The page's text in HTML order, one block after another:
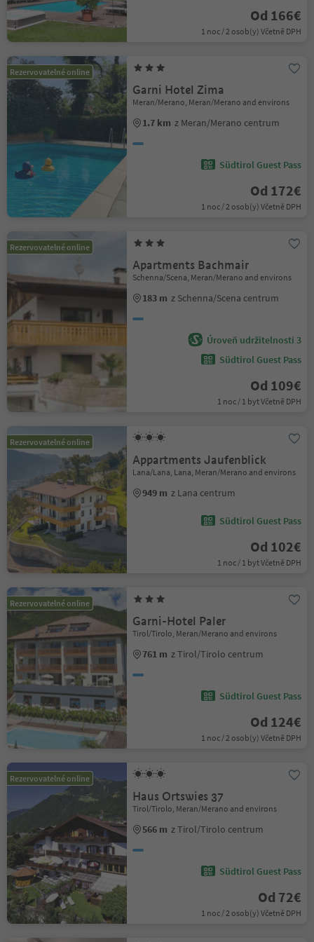
Od 166€
1 noc / 2 osob(y) Včetně DPH
Rezervovatelné online
Garni Hotel Zima
Meran/Merano, Meran/Merano and environs
1.7 km z Meran/Merano centrum
Südtirol Guest Pass
Od 172€
1 noc / 2 osob(y) Včetně DPH
Rezervovatelné online
Apartments Bachmair
Schenna/Scena, Meran/Merano and environs
183 m z Schenna/Scena centrum
Úroveň udržitelnosti 3
Südtirol Guest Pass
Od 109€
1 noc / 1 byt Včetně DPH
Rezervovatelné online
Appartments Jaufenblick
Lana/Lana, Lana, Meran/Merano and environs
949 m z Lana centrum
Südtirol Guest Pass
Od 102€
1 noc / 1 byt Včetně DPH
Rezervovatelné online
Garni-Hotel Paler
Tirol/Tirolo, Meran/Merano and environs
761 m z Tirol/Tirolo centrum
Südtirol Guest Pass
Od 124€
1 noc / 2 osob(y) Včetně DPH
Rezervovatelné online
Haus Ortswies 37
Tirol/Tirolo, Meran/Merano and environs
566 m z Tirol/Tirolo centrum
Südtirol Guest Pass
Od 72€
1 noc / 2 osob(y) Včetně DPH